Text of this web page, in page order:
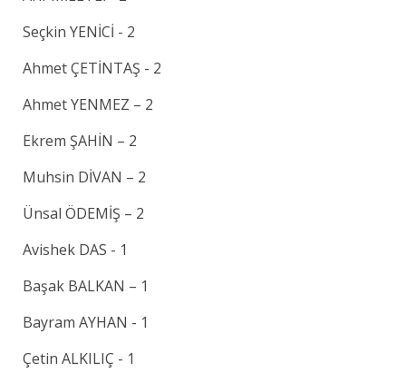
Seçkin YENİCİ - 2
Ahmet ÇETİNTAŞ - 2
Ahmet YENMEZ – 2
Ekrem ŞAHİN – 2
Muhsin DİVAN – 2
Ünsal ÖDEMİŞ – 2
Avishek DAS - 1
Başak BALKAN – 1
Bayram AYHAN - 1
Çetin ALKILIÇ - 1